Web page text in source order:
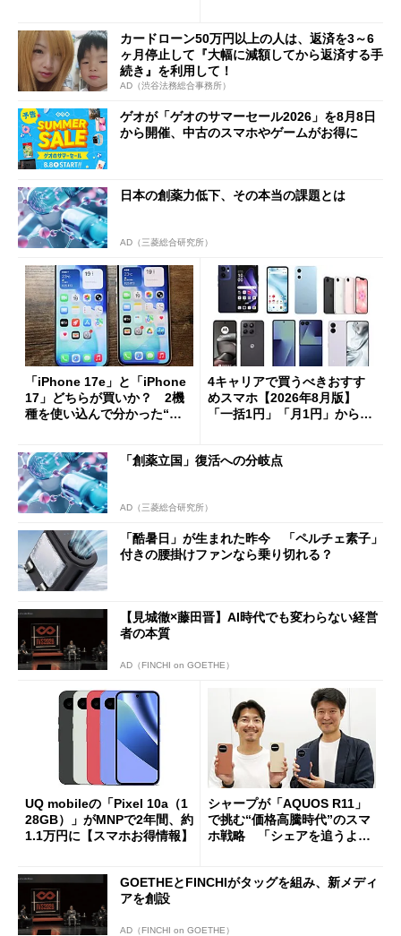
カードローン50万円以上の人は、返済を3～6
ヶ月停止して『大幅に減額してから返済する手
続き』を利用して！
AD（渋谷法務総合事務所）
ゲオが「ゲオのサマーセール2026」を8月8日
から開催、中古のスマホやゲームがお得に
日本の創薬力低下、その本当の課題とは
AD（三菱総合研究所）
「iPhone 17e」と「iPhone
17」どちらが買いか？ 2機
種を使い込んで分かった“ス
4キャリアで買うべきおすす
めスマホ【2026年8月版】
「一括1円」「月1円」からお
「創薬立国」復活への分岐点
AD（三菱総合研究所）
「酷暑日」が生まれた昨今 「ペルチェ素子」
付きの腰掛けファンなら乗り切れる？
【見城徹×藤田晋】AI時代でも変わらない経営
者の本質
AD（FINCHI on GOETHE）
UQ mobileの「Pixel 10a（1
28GB）」がMNPで2年間、約
1.1万円に【スマホお得情報】
シャープが「AQUOS R11」
で挑む“価格高騰時代”のスマ
ホ戦略 「シェアを追うより
GOETHEとFINCHIがタッグを組み、新メディ
アを創設
AD（FINCHI on GOETHE）